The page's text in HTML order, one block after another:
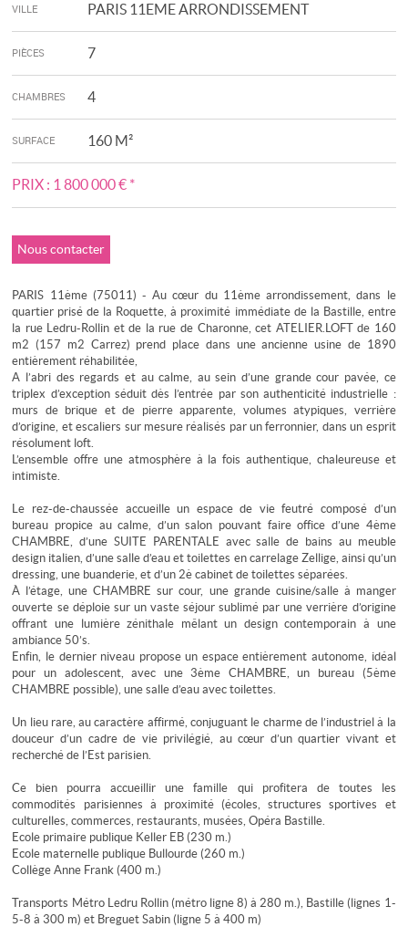
VILLE PARIS 11EME ARRONDISSEMENT
PIÈCES 7
CHAMBRES 4
SURFACE 160 M²
PRIX : 1 800 000 € *
Nous contacter
PARIS 11ème (75011) - Au cœur du 11ème arrondissement, dans le
quartier prisé de la Roquette, à proximité immédiate de la Bastille, entre
la rue Ledru-Rollin et de la rue de Charonne, cet ATELIER.LOFT de 160
m2 (157 m2 Carrez) prend place dans une ancienne usine de 1890
entièrement réhabilitée,
A l’abri des regards et au calme, au sein d’une grande cour pavée, ce
triplex d’exception séduit dès l’entrée par son authenticité industrielle :
murs de brique et de pierre apparente, volumes atypiques, verrière
d’origine, et escaliers sur mesure réalisés par un ferronnier, dans un esprit
résolument loft.
L’ensemble offre une atmosphère à la fois authentique, chaleureuse et
intimiste.
Le rez-de-chaussée accueille un espace de vie feutré composé d’un
bureau propice au calme, d’un salon pouvant faire office d’une 4ème
CHAMBRE, d’une SUITE PARENTALE avec salle de bains au meuble
design italien, d’une salle d’eau et toilettes en carrelage Zellige, ainsi qu’un
dressing, une buanderie, et d’un 2è cabinet de toilettes séparées.
À l’étage, une CHAMBRE sur cour, une grande cuisine/salle à manger
ouverte se déploie sur un vaste séjour sublimé par une verrière d’origine
offrant une lumière zénithale mêlant un design contemporain à une
ambiance 50’s.
Enfin, le dernier niveau propose un espace entièrement autonome, idéal
pour un adolescent, avec une 3ème CHAMBRE, un bureau (5ème
CHAMBRE possible), une salle d’eau avec toilettes.
Un lieu rare, au caractère affirmé, conjuguant le charme de l’industriel à la
douceur d’un cadre de vie privilégié, au cœur d’un quartier vivant et
recherché de l’Est parisien.
Ce bien pourra accueillir une famille qui profitera de toutes les
commodités parisiennes à proximité (écoles, structures sportives et
culturelles, commerces, restaurants, musées, Opéra Bastille.
Ecole primaire publique Keller EB (230 m.)
Ecole maternelle publique Bullourde (260 m.)
Collège Anne Frank (400 m.)
Transports Métro Ledru Rollin (métro ligne 8) à 280 m.), Bastille (lignes 1-
5-8 à 300 m) et Breguet Sabin (ligne 5 à 400 m)